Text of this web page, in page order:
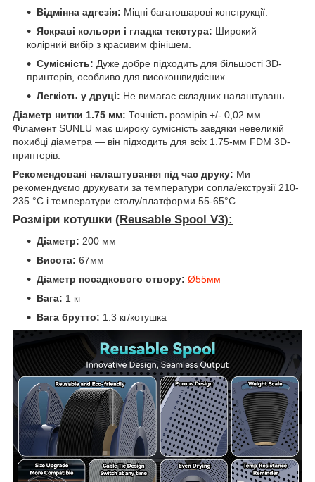
Відмінна адгезія: Міцні багатошарові конструкції.
Яскраві кольори і гладка текстура: Широкий
колірний вибір з красивим фінішем.
Сумісність: Дуже добре підходить для більшості 3D-
принтерів, особливо для високошвидкісних.
Легкість у друці: Не вимагає складних налаштувань.
Діаметр нитки 1.75 мм: Точність розмірів +/- 0,02 мм.
Філамент SUNLU має широку сумісність завдяки невеликій
похибці діаметра — він підходить для всіх 1.75-мм FDM 3D-
принтерів.
Рекомендовані налаштування під час друку: Ми
рекомендуємо друкувати за температури сопла/екструзії 210-
235 °C і температури столу/платформи 55-65°C.
Розміри котушки (Reusable Spool V3):
Діаметр: 200 мм
Висота: 67мм
Діаметр посадкового отвору: Ø55мм
Вага: 1 кг
Вага брутто: 1.3 кг/котушка